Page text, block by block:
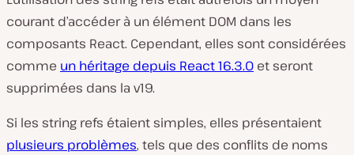
courant d’accéder à un élément DOM dans les
composants React. Cependant, elles sont considérées
comme un héritage depuis React 16.3.0 et seront
supprimées dans la v19.
Si les string refs étaient simples, elles présentaient
plusieurs problèmes, tels que des conflits de noms